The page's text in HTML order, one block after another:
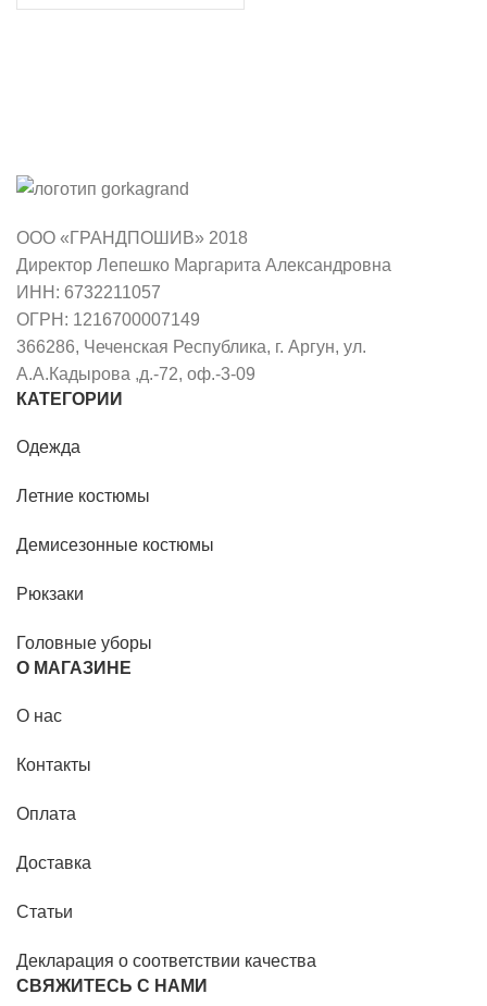
ООО «ГРАНДПОШИВ» 2018
Директор Лепешко Маргарита Александровна
ИНН: 6732211057
ОГРН: 1216700007149
366286, Чеченская Республика, г. Аргун, ул.
А.А.Кадырова ,д.-72, оф.-3-09
КАТЕГОРИИ
Одежда
Летние костюмы
Демисезонные костюмы
Рюкзаки
Головные уборы
О МАГАЗИНЕ
О нас
Контакты
Оплата
Доставка
Статьи
Декларация о соответствии качества
СВЯЖИТЕСЬ С НАМИ